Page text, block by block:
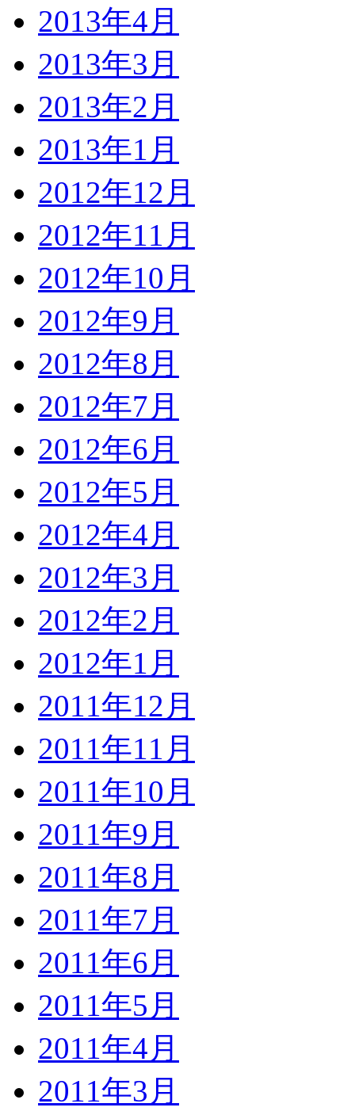
2013年4月
2013年3月
2013年2月
2013年1月
2012年12月
2012年11月
2012年10月
2012年9月
2012年8月
2012年7月
2012年6月
2012年5月
2012年4月
2012年3月
2012年2月
2012年1月
2011年12月
2011年11月
2011年10月
2011年9月
2011年8月
2011年7月
2011年6月
2011年5月
2011年4月
2011年3月